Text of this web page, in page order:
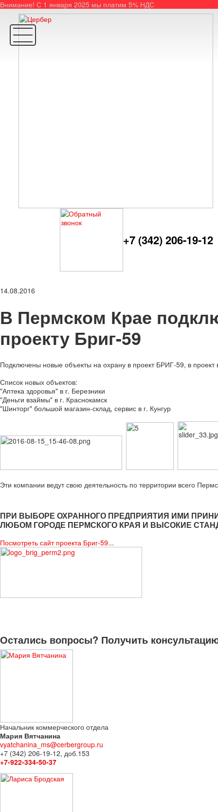
Внимание! С 1 января 2025 мы платим 5% НДС
+7 (342) 206-19-12
14.08.2016
В Пермском Крае
проекту Бриг-59
Подключены новые объекты на охрану в проект БРИГ-59, в
Список новых объектов:
"Аптека здоровья" в г. Березники
"Деньги взаймы" в г. Краснокамск
"Шинторг" большой магазин-склад, сервис в г. Кунгур
Эти компании ведут свою деятельность по территории всего
ПРИ ВЫБОРЕ ОХРАННОГО ПРЕДПРИЯТИЯ ИМИ
ЛЮБОМ ГОРОДЕ ПЕРМСКОГО КРАЯ И ВЫСОКИЕ
Посмотреть сайт проекта Бриг-59...
Остались вопросы? Получить
Начальник коммерческого отдела
Мария Вятчанина
vyatchanina_ms@cerbergroup.ru
+7 (342) 206-19-12, доб.153
+7-922-334-50-37